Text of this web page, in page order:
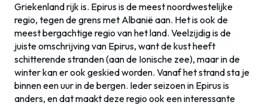
Griekenland rijk is. Epirus is de meest noordwestelijke
regio, tegen de grens met Albanië aan. Het is ook de
meest bergachtige regio van het land. Veelzijdig is de
juiste omschrijving van Epirus, want de kust heeft
schitterende stranden (aan de Ionische zee), maar in de
winter kan er ook geskied worden. Vanaf het strand sta je
binnen een uur in de bergen. Ieder seizoen in Epirus is
anders, en dat maakt deze regio ook een interessante